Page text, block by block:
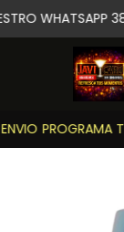
PROGRAMA
WHATSAPP